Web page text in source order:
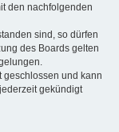
den nachfolgenden
sind, so dürfen
des Boards gelten
geschlossen und kann
gekündigt